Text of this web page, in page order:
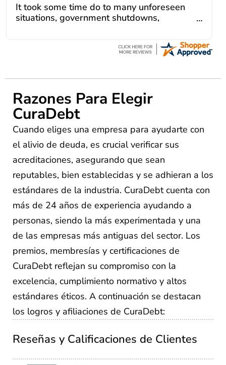
knowledgeable and are dedicated to
achieving debt relief and debt
situation. Each person I have worked with
since joining has given me solid advice,
J Miller, and I am forever grateful.
It took some time do to many unforeseen
situations, government shutdowns,
Razones Para Elegir
CuraDebt
Cuando eliges una empresa para ayudarte con
el alivio de deuda, es crucial verificar sus
acreditaciones, asegurando que sean
reputables, bien establecidas y se adhieran a los
estándares de la industria. CuraDebt cuenta con
más de 24 años de experiencia ayudando a
personas, siendo la más experimentada y una
de las empresas más antiguas del sector. Los
premios, membresías y certificaciones de
CuraDebt reflejan su compromiso con la
excelencia, cumplimiento normativo y altos
estándares éticos. A continuación se destacan
los logros y afiliaciones de CuraDebt:
Reseñas y Calificaciones de Clientes